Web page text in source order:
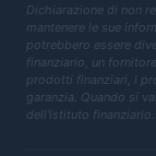
Dichiarazione di non
mantenere le sue
potrebbero essere
finanziario, un
prodotti finanziari, i
garanzia. Quando si
dell'istituto finanziario.